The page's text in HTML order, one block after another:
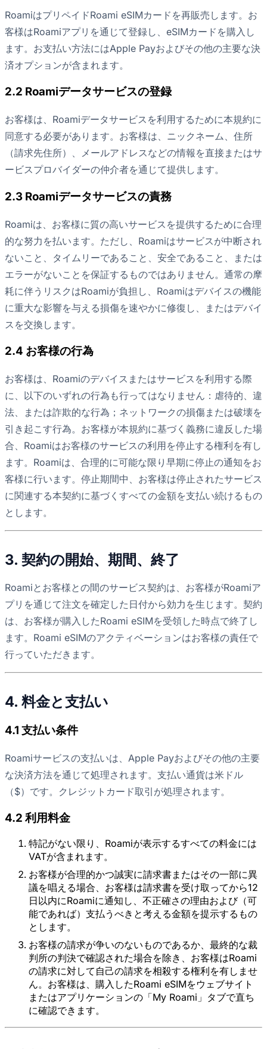
RoamiはプリペイドRoami eSIMカードを再販売します。お
客様はRoamiアプリを通じて登録し、eSIMカードを購入し
ます。お支払い方法にはApple Payおよびその他の主要な決
済オプションが含まれます。
2.2 Roamiデータサービスの登録
お客様は、Roamiデータサービスを利用するために本規約に
同意する必要があります。お客様は、ニックネーム、住所
（請求先住所）、メールアドレスなどの情報を直接またはサ
ービスプロバイダーの仲介者を通じて提供します。
2.3 Roamiデータサービスの責務
Roamiは、お客様に質の高いサービスを提供するために合理
的な努力を払います。ただし、Roamiはサービスが中断され
ないこと、タイムリーであること、安全であること、または
エラーがないことを保証するものではありません。通常の摩
耗に伴うリスクはRoamiが負担し、Roamiはデバイスの機能
に重大な影響を与える損傷を速やかに修復し、またはデバイ
スを交換します。
2.4 お客様の行為
お客様は、Roamiのデバイスまたはサービスを利用する際
に、以下のいずれの行為も行ってはなりません：虐待的、違
法、または詐欺的な行為；ネットワークの損傷または破壊を
引き起こす行為。お客様が本規約に基づく義務に違反した場
合、Roamiはお客様のサービスの利用を停止する権利を有し
ます。Roamiは、合理的に可能な限り早期に停止の通知をお
客様に行います。停止期間中、お客様は停止されたサービス
に関連する本契約に基づくすべての金額を支払い続けるもの
とします。
3. 契約の開始、期間、終了
Roamiとお客様との間のサービス契約は、お客様がRoamiア
プリを通じて注文を確定した日付から効力を生じます。契約
は、お客様が購入したRoami eSIMを受領した時点で終了し
ます。Roami eSIMのアクティベーションはお客様の責任で
行っていただきます。
4. 料金と支払い
4.1 支払い条件
Roamiサービスの支払いは、Apple Payおよびその他の主要
な決済方法を通じて処理されます。支払い通貨は米ドル
（$）です。クレジットカード取引が処理されます。
4.2 利用料金
特記がない限り、Roamiが表示するすべての料金には
VATが含まれます。
お客様が合理的かつ誠実に請求書またはその一部に異
議を唱える場合、お客様は請求書を受け取ってから12
日以内にRoamiに通知し、不正確さの理由および（可
能であれば）支払うべきと考える金額を提示するもの
とします。
お客様の請求が争いのないものであるか、最終的な裁
判所の判決で確認された場合を除き、お客様はRoami
の請求に対して自己の請求を相殺する権利を有しませ
ん。お客様は、購入したRoami eSIMをウェブサイト
またはアプリケーションの「My Roami」タブで直ち
に確認できます。